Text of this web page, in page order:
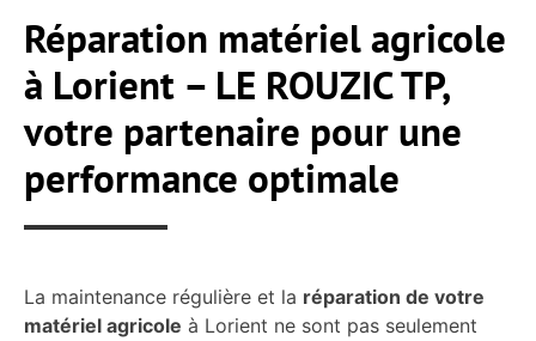
Réparation matériel agricole
à Lorient – LE ROUZIC TP,
votre partenaire pour une
performance optimale
La maintenance régulière et la réparation de votre
matériel agricole à Lorient ne sont pas seulement